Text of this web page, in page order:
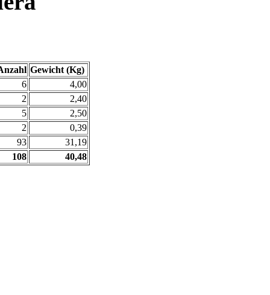
Gewicht (Kg)
6
4,00
2
2,40
5
2,50
2
0,39
93
31,19
108
40,48